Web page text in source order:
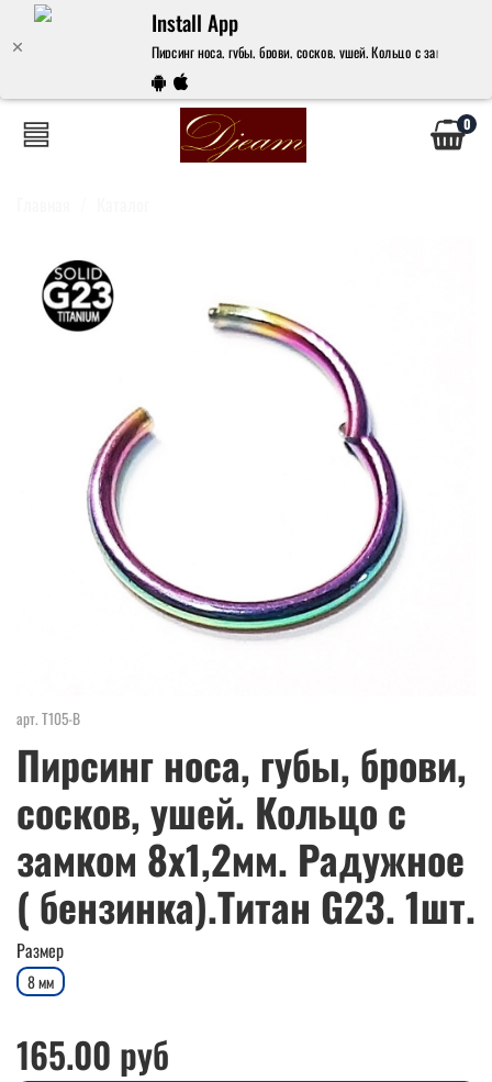
Install App
Пирсинг носа, губы, брови, сосков, ушей. Кольцо с замком
0
арт. Т105-В
Пирсинг носа, губы, брови,
сосков, ушей. Кольцо с
замком 8х1,2мм. Радужное
( бензинка).Титан G23. 1шт.
Размер
8 мм
165.00 руб